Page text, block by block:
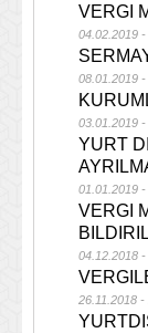
VERGI
04.02.2019
08.01.2019
03.01.2019
YURT
01.01.2019
VERGI
04.12.2018
26.11.2018